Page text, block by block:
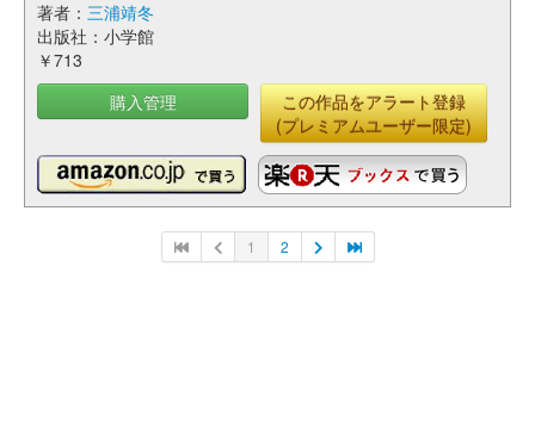
著者： 三浦靖冬
出版社：小学館
￥713
購入管理
この作品をアラート登録
(プレミアムユーザー限定)
1 2